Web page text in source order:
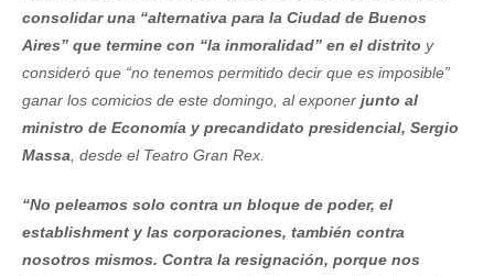
consolidar una “alternativa para la Ciudad de Buenos
Aires” que termine con “la inmoralidad” en el distrito y
consideró que “no tenemos permitido decir que es imposible”
ganar los comicios de este domingo, al exponer junto al
ministro de Economía y precandidato presidencial, Sergio
Massa , desde el Teatro Gran Rex.
“No peleamos solo contra un bloque de poder, el
establishment y las corporaciones, también contra
nosotros mismos. Contra la resignación, porque nos